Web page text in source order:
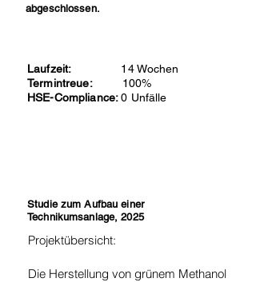
abgeschlossen.
Laufzeit: 14 Wochen
Termintreue: 100%
HSE-Compliance:0 Unfälle
Studie zum Aufbau einer
Technikumsanlage, 2025
Projektübersicht:
Die Herstellung von grünem Methanol